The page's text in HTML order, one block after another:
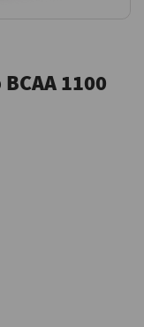
1100